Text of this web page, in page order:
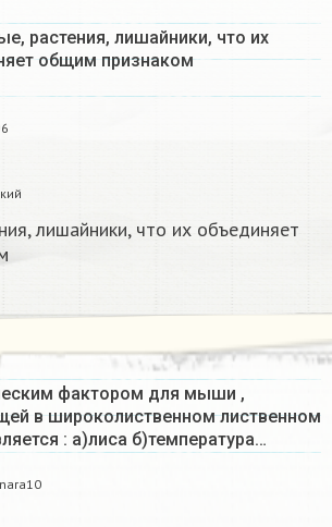
растения, лишайники, что их
общим признаком
лишайники, что их объединяет
фактором для мыши ,
в широколиственном лиственном
: а)лиса б)температура…